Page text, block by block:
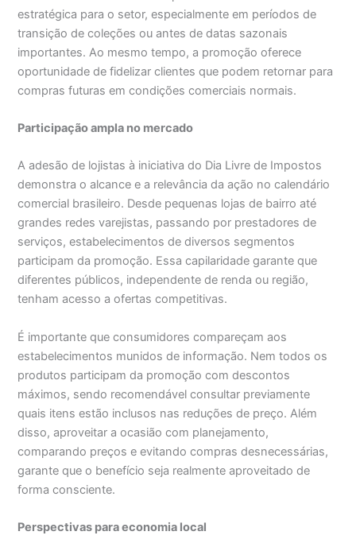
estratégica para o setor, especialmente em períodos de
transição de coleções ou antes de datas sazonais
importantes. Ao mesmo tempo, a promoção oferece
oportunidade de fidelizar clientes que podem retornar para
compras futuras em condições comerciais normais.
Participação ampla no mercado
A adesão de lojistas à iniciativa do Dia Livre de Impostos
demonstra o alcance e a relevância da ação no calendário
comercial brasileiro. Desde pequenas lojas de bairro até
grandes redes varejistas, passando por prestadores de
serviços, estabelecimentos de diversos segmentos
participam da promoção. Essa capilaridade garante que
diferentes públicos, independente de renda ou região,
tenham acesso a ofertas competitivas.
É importante que consumidores compareçam aos
estabelecimentos munidos de informação. Nem todos os
produtos participam da promoção com descontos
máximos, sendo recomendável consultar previamente
quais itens estão inclusos nas reduções de preço. Além
disso, aproveitar a ocasião com planejamento,
comparando preços e evitando compras desnecessárias,
garante que o benefício seja realmente aproveitado de
forma consciente.
Perspectivas para economia local